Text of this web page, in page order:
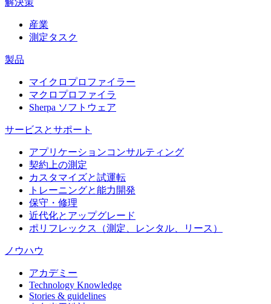
解決策
産業
測定タスク
製品
マイクロプロファイラー
マクロプロファイラ
Sherpa ソフトウェア
サービスとサポート
アプリケーションコンサルティング
契約上の測定
カスタマイズと試運転
トレーニングと能力開発
保守・修理
近代化とアップグレード
ポリフレックス（測定、レンタル、リース）
ノウハウ
アカデミー
Technology Knowledge
Stories & guidelines